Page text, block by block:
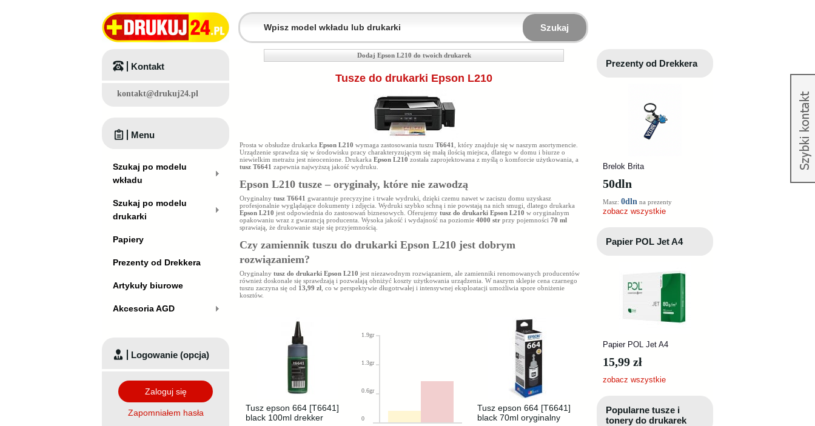
Szukaj
Dodaj Epson L210 do twoich drukarek
Tusze do drukarki Epson L210
Prosta w obsłudze drukarka Epson L210 wymaga zastosowania tuszu T6641
, który znajduje się w naszym asortymencie.
Urządzenie sprawdza się w środowisku pracy charakteryzującym się małą ilością miejsca, dlatego w domu i biurze o
niewielkim metrażu jest nieocenione. Drukarka Epson L210 została zaprojektowana z myślą o komforcie użytkowania, a
tusz T6641 zapewnia najwyższą jakość wydruku.
Epson L210 tusze – oryginały, które nie zawodzą
Oryginalny tusz T6641 gwarantuje precyzyjne i trwałe wydruki, dzięki czemu nawet w zaciszu domu uzyskasz
profesjonalnie wyglądające dokumenty i zdjęcia. Wydruki szybko schną i nie powstają na nich smugi, dlatego drukarka
Epson L210 jest odpowiednia do zastosowań biznesowych. Oferujemy tusz do drukarki Epson L210 w oryginalnym
opakowaniu wraz z gwarancją producenta. Wysoka jakość i wydajność na poziomie 4000 str przy pojemności 70 ml
sprawiają, że drukowanie staje się przyjemnością.
Czy zamiennik tuszu do drukarki Epson L210 jest dobrym
rozwiązaniem?
Oryginalny tusz do drukarki Epson L210 jest niezawodnym rozwiązaniem, ale zamienniki renomowanych producentów
również doskonale się sprawdzają i pozwalają obniżyć koszty użytkowania urządzenia. W naszym sklepie cena czarnego
tuszu zaczyna się od 13,99 zł , co w perspektywie długotrwałej i intensywnej eksploatacji umożliwia spore obniżenie
kosztów.
Tusz epson 664 [T6641]
black 100ml drekker
1.9gr
1.3gr
0.6gr
0
Tusz epson 664 [T6641]
black 70ml oryginalny
Kontakt
kontakt@drukuj24.pl
Menu
Szukaj po modelu
wkładu
Szukaj po modelu
drukarki
Papiery
Prezenty od Drekkera
Artykuły biurowe
Akcesoria AGD
Logowanie (opcja)
Zaloguj się
Zapomniałem hasła
Prezenty od Drekkera
Brelok Brita
50dln
Masz: 0dln na prezenty
zobacz wszystkie
Papier POL Jet A4
Papier POL Jet A4
15,99 zł
zobacz wszystkie
Popularne tusze i
tonery do drukarek